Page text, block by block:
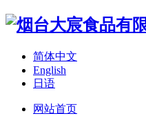
简体中文
English
日语
网站首页